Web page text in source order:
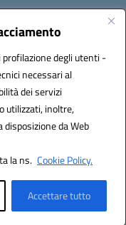
degli utenti -
necessari al
dei servizi
utilizzati, inoltre,
da Web
la ns. Cookie Policy.
Accettare tutto
S.r.l.
Italia